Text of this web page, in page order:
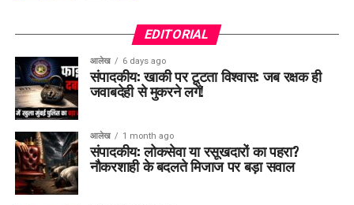
EDITORIAL
आलेख 6 days ago
संपादकीय: खाकी पर टूटता विश्वास: जब रक्षक ही
जवाबदेही से मुकरने लगें!
आलेख 1 month ago
संपादकीय: लोकसेवा या रसूखदारों का पहरा?
नौकरशाही के बदलते मिजाज पर बड़ा सवाल